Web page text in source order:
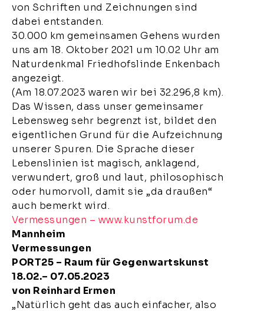
von Schriften und Zeichnungen sind
dabei entstanden.
30.000 km gemeinsamen Gehens wurden
uns am 18. Oktober 2021 um 10.02 Uhr am
Naturdenkmal Friedhofslinde Enkenbach
angezeigt.
(Am 18.07.2023 waren wir bei 32.296,8 km).
Das Wissen, dass unser gemeinsamer
Lebensweg sehr begrenzt ist, bildet den
eigentlichen Grund für die Aufzeichnung
unserer Spuren. Die Sprache dieser
Lebenslinien ist magisch, anklagend,
verwundert, groß und laut, philosophisch
oder humorvoll, damit sie „da draußen“
auch bemerkt wird.
Vermessungen – www.kunstforum.de
Mannheim
Vermessungen
PORT25 – Raum für Gegenwartskunst
18.02.– 07.05.2023
von Reinhard Ermen
„Natürlich geht das auch einfacher, also